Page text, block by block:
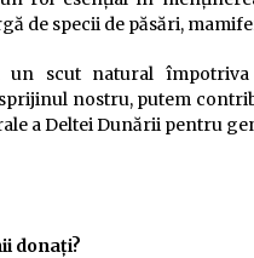
de specii de păsări,
un scut natural
nostru, putem
a Deltei Dunării pentru
donați?